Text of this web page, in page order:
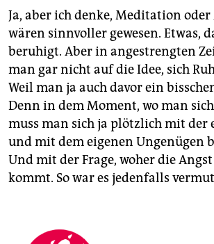
Ja, aber ich denke, Meditation
wären sinnvoller gewesen. Etwas,
beruhigt. Aber in angestrengten
man gar nicht auf die Idee, sich
Weil man ja auch davor ein
Denn in dem Moment, wo man
muss man sich ja plötzlich mit der
und mit dem eigenen Ungenügen
Und mit der Frage, woher die
kommt. So war es jedenfalls